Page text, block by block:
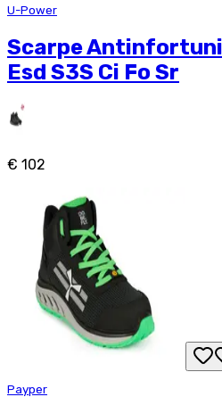
U-Power
Scarpe
Esd S3S Ci Fo Sr
€ 102
Payper